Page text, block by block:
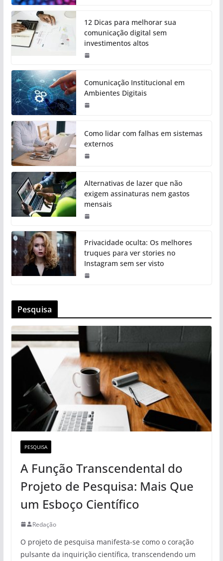
12 Dicas para melhorar sua
comunicação digital sem
investimentos altos
Comunicação Institucional em
Ambientes Digitais
Como lidar com falhas em sistemas
externos
Alternativas de lazer que não
exigem assinaturas nem gastos
mensais
Privacidade oculta: Os melhores
truques para ver stories no
Instagram sem ser visto
Pesquisa
PESQUISA
A Função Transcendental do
Projeto de Pesquisa: Mais Que
um Esboço Científico
Redação
O projeto de pesquisa manifesta-se como o coração
pulsante da inquirição científica, transcendendo um